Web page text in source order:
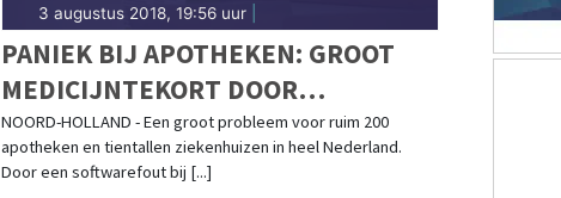
3 augustus 2018, 19:56 uur|
PANIEK BIJ APOTHEKEN: GROOT
MEDICIJNTEKORT DOOR
SOFTWAREFOUT LEVERANCIER
NOORD-HOLLAND - Een groot probleem voor ruim 200
apotheken en tientallen ziekenhuizen in heel Nederland.
Door een softwarefout bij [...]